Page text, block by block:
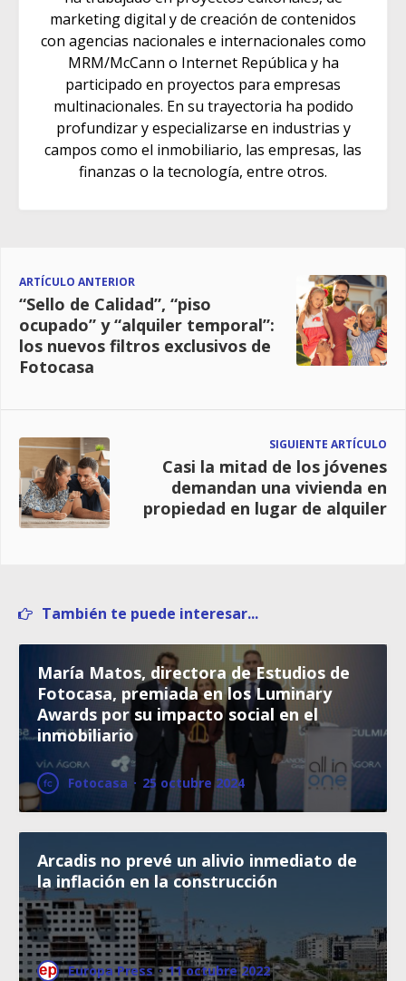
marketing digital y de creación de contenidos
con agencias nacionales e internacionales como
MRM/McCann o Internet República y ha
participado en proyectos para empresas
multinacionales. En su trayectoria ha podido
profundizar y especializarse en industrias y
campos como el inmobiliario, las empresas, las
finanzas o la tecnología, entre otros.
ARTÍCULO ANTERIOR
“Sello de Calidad”, “piso
ocupado” y “alquiler temporal”:
los nuevos filtros exclusivos de
Fotocasa
SIGUIENTE ARTÍCULO
Casi la mitad de los jóvenes
demandan una vivienda en
propiedad en lugar de alquiler
También te puede interesar...
María Matos, directora de Estudios de
Fotocasa, premiada en los Luminary
Awards por su impacto social en el
inmobiliario
Fotocasa · 25 octubre 2024
Arcadis no prevé un alivio inmediato de
la inflación en la construcción
Europa Press · 11 octubre 2022